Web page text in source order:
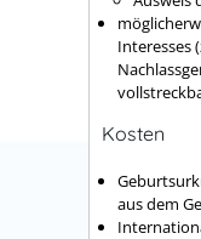
Interesses
Kosten
aus dem